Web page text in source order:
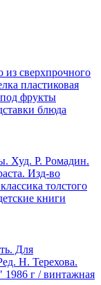
из сверхпрочного
пластиковая
под фрукты
блюда
Худ. Р. Ромадин.
Изд-во
толстого
книги
Для
Н. Терехова.
г / винтажная